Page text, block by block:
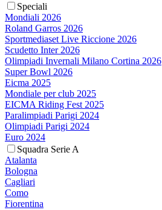
Speciali
Mondiali 2026
Roland Garros 2026
Sportmediaset Live Riccione 2026
Scudetto Inter 2026
Olimpiadi Invernali Milano Cortina 2026
Super Bowl 2026
Eicma 2025
Mondiale per club 2025
EICMA Riding Fest 2025
Paralimpiadi Parigi 2024
Olimpiadi Parigi 2024
Euro 2024
Squadra Serie A
Atalanta
Bologna
Cagliari
Como
Fiorentina